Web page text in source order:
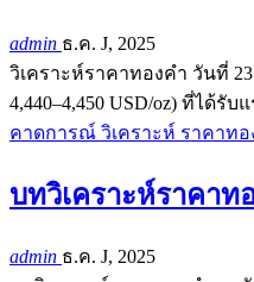
admin ธ.ค. J, 2025
วิเคราะห์ราคาทองคำ วันที่
4,440–4,450 USD/oz) ที่ได้
คาดการณ์ วิเคราะห์ ราคาทอ
บทวิเคราะห์ราคาท
admin ธ.ค. J, 2025